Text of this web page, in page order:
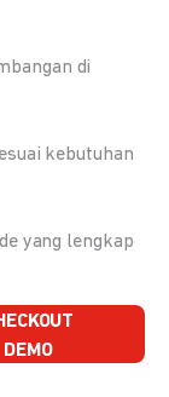
di
kebutuhan
yang lengkap
DEMO